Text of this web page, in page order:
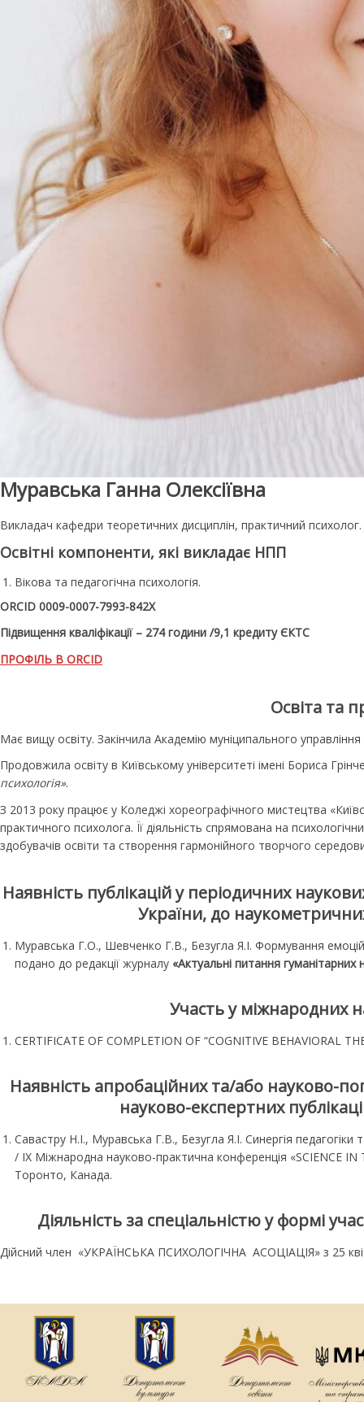
Муравська Ганна Олексіївна
Викладач кафедри теоретичних дисциплін, практичний психолог.
Освітні компоненти, які викладає НПП
Вікова та педагогічна психологія.
ORCID 0009-0007-7993-842X
Підвищення кваліфікації – 274 години /9,1 кредиту ЄКТС
ПРОФІЛЬ В ORCID
Освіта та
Має вищу освіту. Закінчила Академію муніципального
Продовжила освіту в Київському університеті імені Бориса
психологія».
З 2013 року працює у Коледжі хореографічного мистецтва
практичного психолога. Її діяльність спрямована на
здобувачів освіти та створення гармонійного творчого
Наявність публікацій у періодичних
України, до
Муравська Г.О., Шевченко Г.В., Безугла Я.І. Формування
подано до редакції журналу «Актуальні питання гуманітарних
Участь у міжнародних
CERTIFICATE OF COMPLETION OF “COGNITIVE BEHAVIORAL
Наявність апробаційних та/або науково-
науково-експертних
Савастру Н.І., Муравська Г.В., Безугла Я.І. Синергія педагогіки
/ IX Міжнародна науково-практична конференція «SCIENCE IN
Торонто, Канада.
Діяльність за спеціальністю у формі
Дійсний член «УКРАЇНСЬКА ПСИХОЛОГІЧНА АСОЦІАЦІЯ» з 25